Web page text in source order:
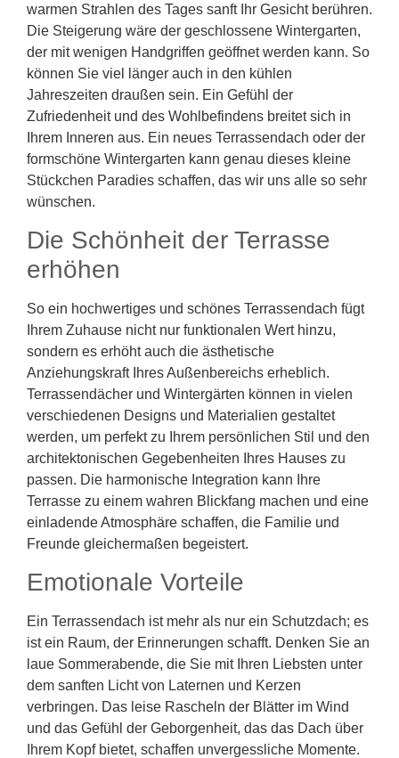
warmen Strahlen des Tages sanft Ihr Gesicht berühren.
Die Steigerung wäre der geschlossene Wintergarten,
der mit wenigen Handgriffen geöffnet werden kann. So
können Sie viel länger auch in den kühlen
Jahreszeiten draußen sein. Ein Gefühl der
Zufriedenheit und des Wohlbefindens breitet sich in
Ihrem Inneren aus. Ein neues Terrassendach oder der
formschöne Wintergarten kann genau dieses kleine
Stückchen Paradies schaffen, das wir uns alle so sehr
wünschen.
Die Schönheit der Terrasse
erhöhen
So ein hochwertiges und schönes Terrassendach fügt
Ihrem Zuhause nicht nur funktionalen Wert hinzu,
sondern es erhöht auch die ästhetische
Anziehungskraft Ihres Außenbereichs erheblich.
Terrassendächer und Wintergärten können in vielen
verschiedenen Designs und Materialien gestaltet
werden, um perfekt zu Ihrem persönlichen Stil und den
architektonischen Gegebenheiten Ihres Hauses zu
passen. Die harmonische Integration kann Ihre
Terrasse zu einem wahren Blickfang machen und eine
einladende Atmosphäre schaffen, die Familie und
Freunde gleichermaßen begeistert.
Emotionale Vorteile
Ein Terrassendach ist mehr als nur ein Schutzdach; es
ist ein Raum, der Erinnerungen schafft. Denken Sie an
laue Sommerabende, die Sie mit Ihren Liebsten unter
dem sanften Licht von Laternen und Kerzen
verbringen. Das leise Rascheln der Blätter im Wind
und das Gefühl der Geborgenheit, das das Dach über
Ihrem Kopf bietet, schaffen unvergessliche Momente.